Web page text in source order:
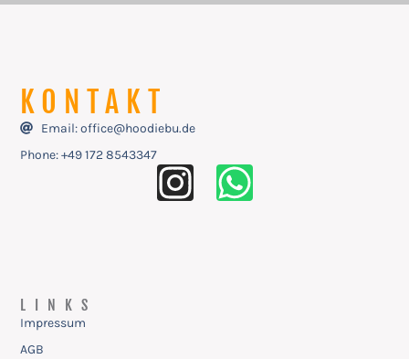
LINKS
Impressum
AGB
KONTAKT
Email: office@hoodiebu.de
Phone: ‭+49 172 8543347